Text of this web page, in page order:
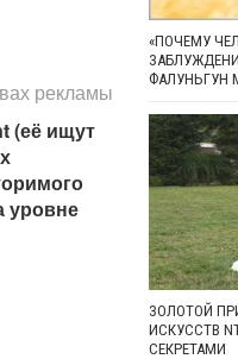
рекламы
(её ищут
уровне
«ПОЧЕМУ
ФАЛУНЬГУН
ЗОЛОТОЙ
ИСКУССТВ
СЕКРЕТАМИ